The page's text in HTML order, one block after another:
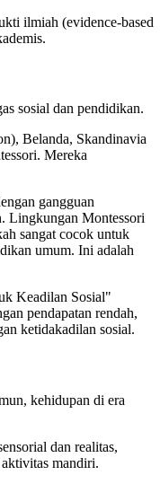
ilmiah (evidence-based
sosial dan pendidikan.
Belanda, Skandinavia
. Mereka
gangguan
. Lingkungan Montessori
sangat cocok untuk
umum. Ini adalah
Keadilan Sosial"
pendapatan rendah,
ketidakadilan sosial.
kehidupan di era
dan realitas,
mandiri.